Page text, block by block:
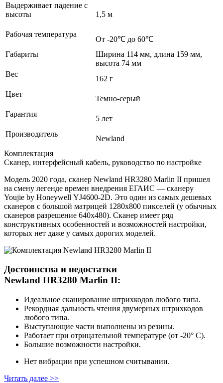
Выдерживает падение с
высоты
1,5 м
Рабочая температура
От -20℃ до 60℃
Габариты
Ширина 114 мм, длина 159 мм,
высота 74 мм
Вес
162 г
Цвет
Темно-серый
Гарантия
5 лет
Производитель
Newland
Комплектация
Сканер, интерфейсный кабель, руководство по настройке
Модель 2020 года, сканер Newland HR3280 Marlin II пришел
на смену легенде времен внедрения ЕГАИС — сканеру
Youjie by Honeywell YJ4600‑2D. Это один из самых дешевых
сканеров с большой матрицей 1280x800 пикселей (у обычных
сканеров разрешение 640х480). Сканер имеет ряд
конструктивных особенностей и возможностей настройки,
которых нет даже у самых дорогих моделей.
Достоинства и недостатки
Newland HR3280 Marlin II:
Идеальное сканирование штрихкодов любого типа.
Рекордная дальность чтения двумерных штрихкодов
любого типа.
Выступающие части выполнены из резины.
Работает при отрицательной температуре (от ‑20° С).
Большие возможности настройки.
Нет вибрации при успешном считывании.
Читать далее >>